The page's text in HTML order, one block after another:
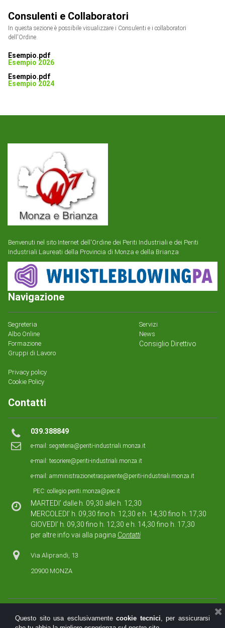
Consulenti e Collaboratori
In questa sezione è possibile visualizzare i Consulenti e i collaboratori
dell'Ordine.
Esempio.pdf
Esempio 2026
Esempio.pdf
Esempio 2024
Benvenuti nel sito Internet dell'Ordine dei Periti Industriali e dei Periti
Industriali Laureati della Provincia di Monza e della Brianza
Navigazione
Segreteria
Albo Online
Formazione
Gruppi di Lavoro
Privacy policy
Cookie Policy
Servizi
News
Consiglio Direttivo
Contatti
039.388849
e-mail: segreteria@periti-industriali.monza.it
e-mail: tesoriere@periti-industriali.monza.it
e-mail: amministrazionetrasparente@periti-industriali.monza.it
PEC: collegio.periti.monza@pec.it
MARTEDI’ dalle h. 09,30 alle h. 12,30
MERCOLEDI’ h. 09,30 fino h. 12,30 e h. 14,30 fino h. 17,30
GIOVEDI’ h. 09,30 fino h. 12,30 e h. 14,30 fino h. 17,30
per altre info vai alla pagina Contatti
Via Aliprandi, 13
20900 MONZA
Questo sito usa esclusivamentecookie tecnici, per assicurarsi